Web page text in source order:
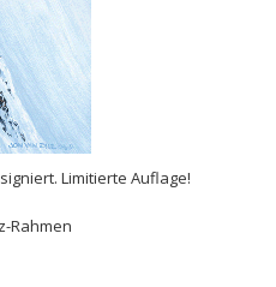
Limitierte Auflage!
Rahmen